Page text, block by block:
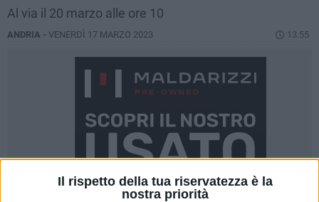
Il rispetto della tua riservatezza è la
nostra priorità
Al via il 20 marzo alle ore 10
ANDRIA - VENERDÌ 17 MARZO 2023 13.55